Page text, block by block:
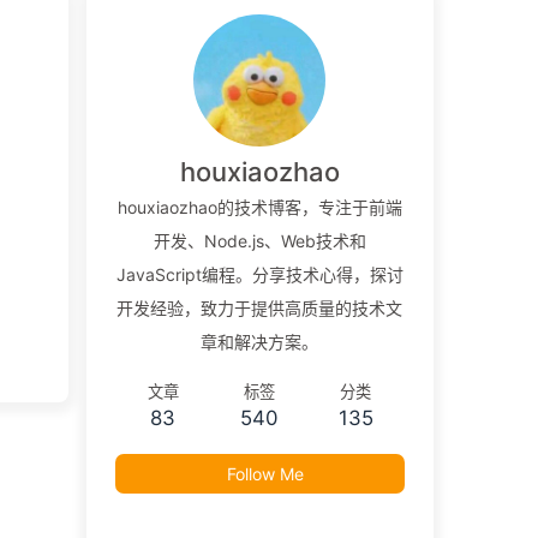
houxiaozhao
houxiaozhao的技术博客，专注于前端
开发、Node.js、Web技术和
JavaScript编程。分享技术心得，探讨
开发经验，致力于提供高质量的技术文
章和解决方案。
文章
83
标签
540
分类
135
Follow Me